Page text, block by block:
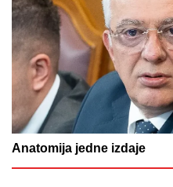
Anatomija jedne izdaje